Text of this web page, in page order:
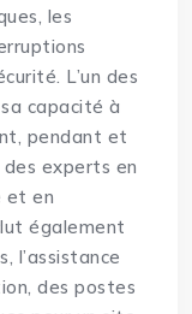
les
L’un des
capacité à
pendant et
des experts en
et en
également
l’assistance
des postes